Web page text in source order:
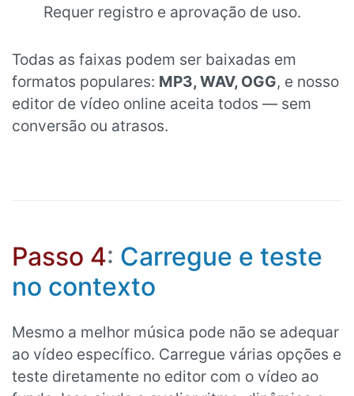
Requer registro e aprovação de uso.
Todas as faixas podem ser baixadas em
formatos populares: MP3, WAV, OGG, e nosso
editor de vídeo online aceita todos — sem
conversão ou atrasos.
Passo 4: Carregue e teste
no contexto
Mesmo a melhor música pode não se adequar
ao vídeo específico. Carregue várias opções e
teste diretamente no editor com o vídeo ao